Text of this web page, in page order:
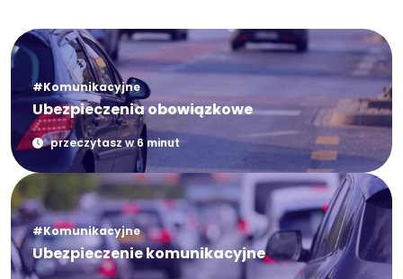
#Komunikacyjne
Ubezpieczenia obowiązkowe
przeczytasz w 6 minut
#Komunikacyjne
Ubezpieczenie komunikacyjne